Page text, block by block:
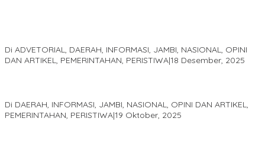
Di ADVETORIAL, DAERAH, INFORMASI, JAMBI, NASIONAL, OPINI
DAN ARTIKEL, PEMERINTAHAN, PERISTIWA|18 Desember, 2025
Di DAERAH, INFORMASI, JAMBI, NASIONAL, OPINI DAN ARTIKEL,
PEMERINTAHAN, PERISTIWA|19 Oktober, 2025